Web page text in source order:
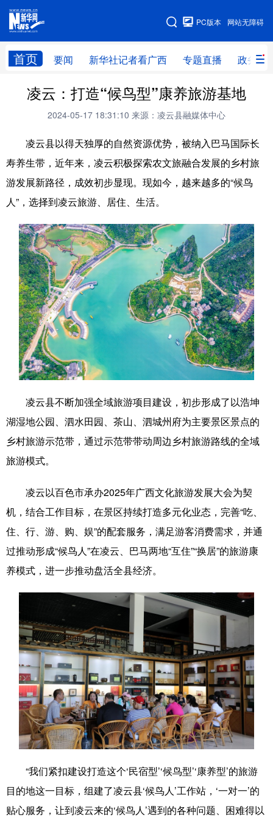
网站无障碍
PC版本
首页 要闻 新华社记者看广西 专题直播 政务信
网站地图
广西频道
要闻 新华社记者 专题直播 政务信息
图片新闻 壮美广西
新华网导航
国际 财经 网评 港澳
台湾 思客智库 全球连线 教育
科技 科普 体育 文化
健康 访谈 视频
图片 金融 汽车
食品 人居 信息化 乡村振兴
溯源中国 城市 旅游 能源
会展 彩票 娱乐 时尚
悦读 公益 书画 一带一路
地方频道
北京 天津 河北 山西
辽宁 吉林
安徽 福建 江西
山东 河南 湖北 湖南
广东 广西 海南 重庆
四川 贵州 云南 西藏
陕西 甘肃 青海 宁夏
新疆 内蒙古 黑龙江
多语种频道
English Español Français عربى
凌云：打造“候鸟型”康养旅游基地
2024-05-17 18:31:10 来源：凌云县融媒体中心
凌云县以得天独厚的自然资源优势，被纳入巴马国际长
寿养生带，近年来，凌云积极探索农文旅融合发展的乡村旅
游发展新路径，成效初步显现。现如今，越来越多的“候鸟
人”，选择到凌云旅游、居住、生活。
凌云县不断加强全域旅游项目建设，初步形成了以浩坤
湖湿地公园、泗水田园、茶山、泗城州府为主要景区景点的
乡村旅游示范带，通过示范带带动周边乡村旅游路线的全域
旅游模式。
凌云以百色市承办2025年广西文化旅游发展大会为契
机，结合工作目标，在景区持续打造多元化业态，完善“吃、
住、行、游、购、娱”的配套服务，满足游客消费需求，并通
过推动形成“候鸟人”在凌云、巴马两地“互住”“换居”的旅游康
养模式，进一步推动盘活全县经济。
“我们紧扣建设打造这个‘民宿型’‘候鸟型’‘康养型’的旅游
目的地这一目标，组建了凌云县‘候鸟人’工作站，‘一对一’的
贴心服务，让到凌云来的‘候鸟人’遇到的各种问题、困难得以